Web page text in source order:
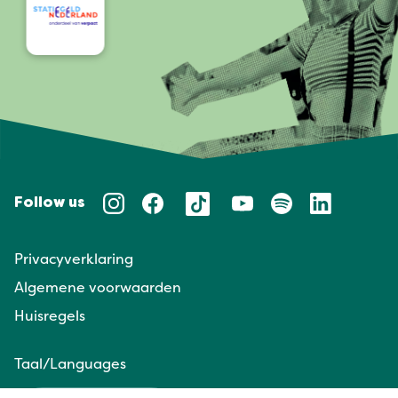
Follow us
Privacyverklaring
Algemene voorwaarden
Huisregels
Taal/Languages